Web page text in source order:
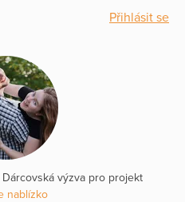
Přihlásit se
Dárcovská výzva pro projekt
nablízko